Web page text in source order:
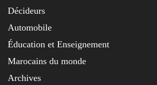
Décideurs
Automobile
Éducation et Enseignement
Marocains du monde
Archives